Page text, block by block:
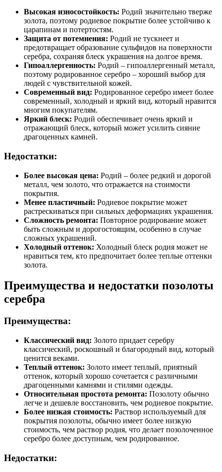
Высокая износостойкость: Родий значительно тверже
золота, поэтому родиевое покрытие более устойчиво к
царапинам и потертостям.
Защита от потемнения: Родий не тускнеет и
предотвращает образование сульфидов на поверхности
серебра, сохраняя блеск украшения на долгое время.
Гипоаллергенность: Родий – гипоаллергенный металл,
поэтому родированное серебро – хороший выбор для
людей с чувствительной кожей.
Современный вид: Родированное серебро имеет более
современный, холодный и яркий вид, который нравится
многим покупателям.
Яркий блеск: Родий обеспечивает очень яркий и
отражающий блеск, который может усилить сияние
драгоценных камней.
Недостатки:
Более высокая цена: Родий – более редкий и дорогой
металл, чем золото, что отражается на стоимости
покрытия.
Менее пластичный: Родиевое покрытие может
растрескиваться при сильных деформациях украшения.
Сложность ремонта: Повторное родирование может
быть сложным и дорогостоящим, особенно в случае
сложных украшений.
Холодный оттенок: Холодный блеск родия может не
нравиться тем, кто предпочитает более теплые оттенки
золота.
Преимущества и недостатки позолоты
серебра
Преимущества:
Классический вид: Золото придает серебру
классический, роскошный и благородный вид, который
ценится веками.
Теплый оттенок: Золото имеет теплый, приятный
оттенок, который хорошо сочетается с различными
драгоценными камнями и стилями одежды.
Относительная простота ремонта: Позолоту обычно
легче и дешевле восстановить, чем родиевое покрытие.
Более низкая стоимость: Раствор используемый для
покрытия позолоты, обычно имеет более низкую
стоимость, чем раствор родия, что делает позолоченное
серебро более доступным, чем родированное.
Недостатки: